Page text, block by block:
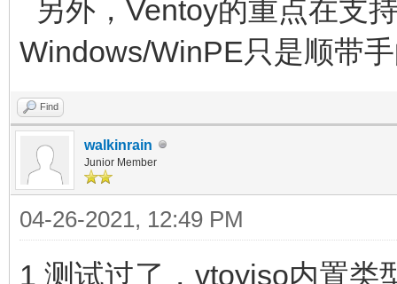
另外，Ventoy的重点在支
Windows/WinPE只是顺带
Find
walkinrain
Junior Member
04-26-2021, 12:49 PM
1 测试过了，vtoyiso内置类